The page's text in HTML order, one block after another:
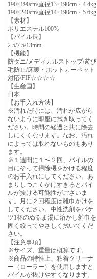
190×190cm/直径13×190cm・4.4kg
190×240cm/直径14×190cm・5.6kg
【素材】
ポリエステル100%
【パイル長】
2.5/7.5/13mm
【機能】
防ダニ/メディカルストップ/遊び
毛防止/床暖・ホットカーペット
対応/FIF☆☆☆☆
【生産国】
日本
【お手入れ方法】
※汚れた時には、汚れが広がら
ないように即座に拭き取ってく
ださい。時間の経過と共に除去
しにくくなります。なお、汚れ
によっては取れないものもあり
ます。
※１週間に１〜２回、パイルの
目にそって掃除機をかける程度
のお手入れにしてください。あ
まりしつこくかけすぎるとパイ
ルが抜ける可能性がございま
す。月に２回程度は雑巾かけを
してください。中性洗剤をバケ
ツ1杯のぬるま湯に溶かし雑巾を
固く絞ってやさしく拭いてくだ
さい。
【注意事項】
※サイズ、重量は概算です。
※商品の特性上、粘着クリーナ
ー（ローラー）を使用しますと
パイルが抜けやすくなります。